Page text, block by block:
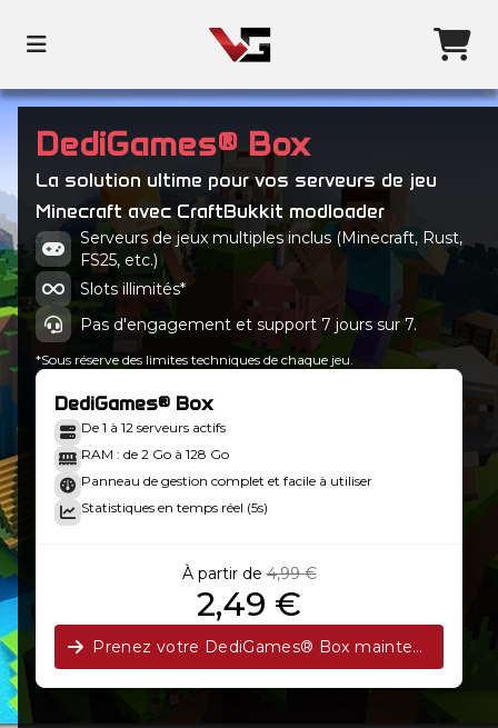
DediGames® Box
La solution ultime pour vos serveurs de jeu
Minecraft avec CraftBukkit modloader
Serveurs de jeux multiples inclus (Minecraft, Rust,
FS25, etc.)
Slots illimités*
Pas d'engagement et support 7 jours sur 7.
*Sous réserve des limites techniques de chaque jeu.
DediGames® Box
De 1 à 12 serveurs actifs
RAM : de 2 Go à 128 Go
Panneau de gestion complet et facile à utiliser
Statistiques en temps réel (5s)
À partir de 4,99 €
2,49 €
Prenez votre DediGames® Box maintenant !